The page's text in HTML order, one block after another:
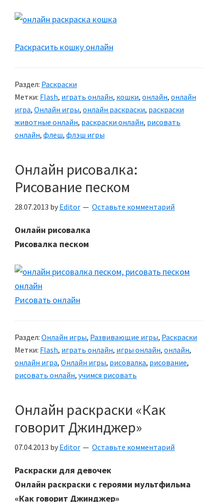
Раскрасить кошку онлайн
Раздел: Раскраски
Метки: Flash, играть онлайн, кошки, онлайн, онлайн
игра, Онлайн игры, онлайн раскраски, раскраски
животные онлайн, раскраски онлайн, рисовать
онлайн, флеш, флэш игры
Онлайн рисовалка:
Рисование песком
28.07.2013 by Editor Оставьте комментарий
Онлайн рисовалка
Рисовалка песком
Рисовать онлайн
Раздел: Онлайн игры, Развивающие игры, Раскраски
Метки: Flash, играть онлайн, игры онлайн, онлайн,
онлайн игра, Онлайн игры, рисовалка, рисование,
рисовать онлайн, учимся рисовать
Онлайн раскраски «Как
говорит Джинджер»
07.04.2013 by Editor Оставьте комментарий
Раскраски для девочек
Онлайн раскраски с героями мультфильма
«Как говорит Джинджер»